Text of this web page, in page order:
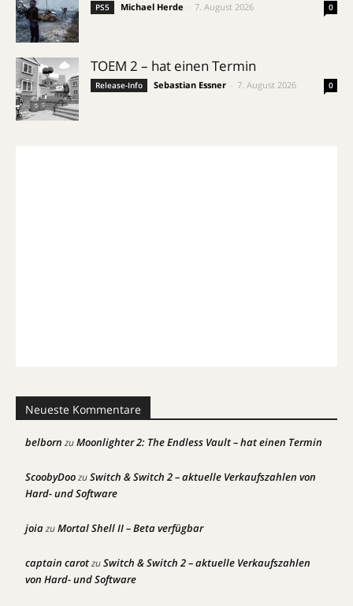
PS5 Michael Herde 7. August 2026 0
TOEM 2 – hat einen Termin
Release-Info Sebastian Essner 7. August 2026 0
Neueste Kommentare
belborn zuMoonlighter 2: The Endless Vault – hat einen Termin
ScoobyDoozuSwitch & Switch 2 – aktuelle Verkaufszahlen von
Hard- und Software
joiazuMortal Shell II – Beta verfügbar
captain carotzuSwitch & Switch 2 – aktuelle Verkaufszahlen
von Hard- und Software